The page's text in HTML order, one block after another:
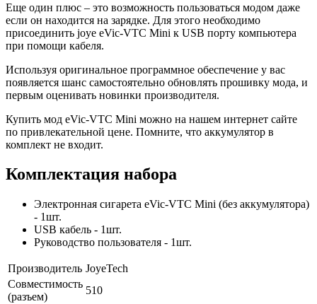
Еще один плюс – это возможность пользоваться модом даже
если он находится на зарядке. Для этого необходимо
присоединить joye eVic-VTC Mini к USB порту компьютера
при помощи кабеля.
Используя оригинальное программное обеспечение у вас
появляется шанс самостоятельно обновлять прошивку мода, и
первым оценивать новинки производителя.
Купить мод eVic-VTC Mini можно на нашем интернет сайте
по привлекательной цене. Помните, что аккумулятор в
комплект не входит.
Комплектация набора
Электронная сигарета eVic-VTC Mini (без аккумулятора)
- 1шт.
USB кабель - 1шт.
Руководство пользователя - 1шт.
Производитель JoyeTech
Совместимость
(разъем)
510